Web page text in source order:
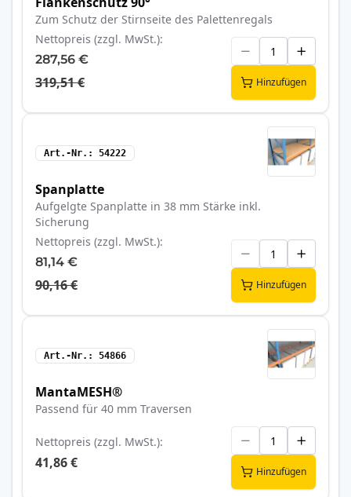
Zum Schutz der Stirnseite des Palettenregals
Nettopreis (zzgl. MwSt.)
287,56 €
319,51 € Hinzufügen
Art.-Nr. 54222
Spanplatte
Aufgelgte Spanplatte in 38 mm Stärke inkl.
Sicherung
Nettopreis (zzgl. MwSt.)
81,14 €
90,16 € Hinzufügen
Art.-Nr. 54866
MantaMESH®
Passend für 40 mm Traversen
Nettopreis (zzgl. MwSt.)
41,86 €
Hinzufügen